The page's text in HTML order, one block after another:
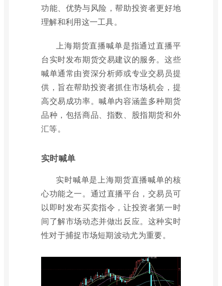
功能、优势与风险，帮助投资者更好地
理解和利用这一工具。
上海期货直播喊单是指通过直播平
台实时发布期货交易建议的服务。这些
喊单通常由资深分析师或专业交易员提
供，旨在帮助投资者抓住市场机会，提
高交易成功率。喊单内容涵盖多种期货
品种，包括商品、指数、股指期货和外
汇等。
实时喊单
实时喊单是上海期货直播喊单的核
心功能之一。通过直播平台，交易员可
以即时发布买卖指令，让投资者第一时
间了解市场动态并做出反应。这种实时
性对于捕捉市场短期波动尤为重要。